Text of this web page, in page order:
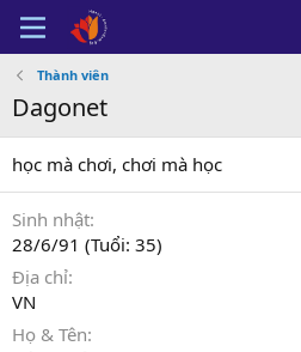
Thành viên
Dagonet
học mà chơi, chơi mà học
Sinh nhật
28/6/91 (Tuổi: 35)
Địa chỉ
VN
Họ & Tên